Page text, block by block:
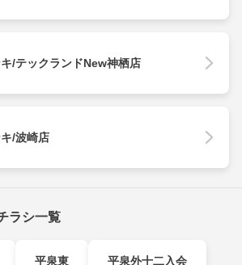
/テックランドNew神栖店
/波崎店
ラシ一覧
平泉東 平泉外十二入会